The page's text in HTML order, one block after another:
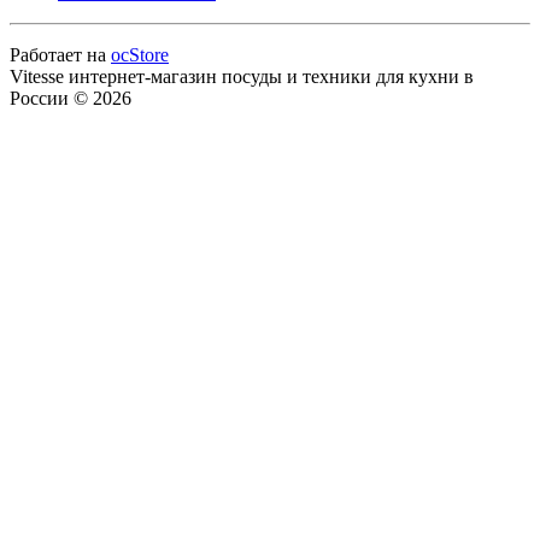
Работает на ocStore
Vitesse интернет-магазин посуды и техники для кухни в
России © 2026